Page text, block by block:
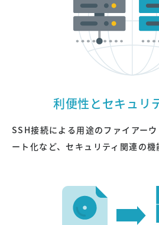
利便性とセキュリ
SSH接続による用途のファイアー
ート化など、セキュリティ関連の機